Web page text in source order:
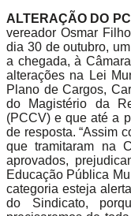
ALTERAÇÃO DO
vereador Osmar
dia 30 de outubro,
a chegada, à
alterações na Lei
Plano de Cargos,
do Magistério da
(PCCV) e que até a
de resposta. “Assim
que tramitaram na
aprovados,
Educação Pública
categoria esteja
do Sindicato,